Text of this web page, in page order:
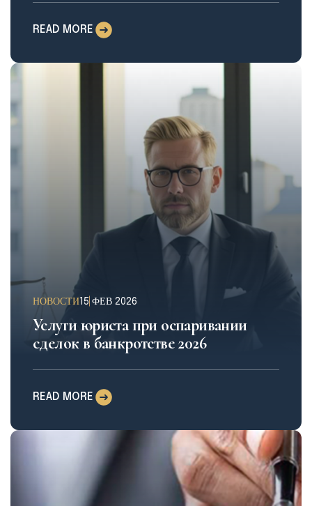
READ MORE
НОВОСТИ 15 ФЕВ 2026
Услуги юриста при оспаривании
сделок в банкротстве 2026
READ MORE